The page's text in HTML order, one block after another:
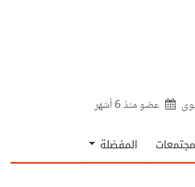
عضو منذ6 أشهر
المفضلة